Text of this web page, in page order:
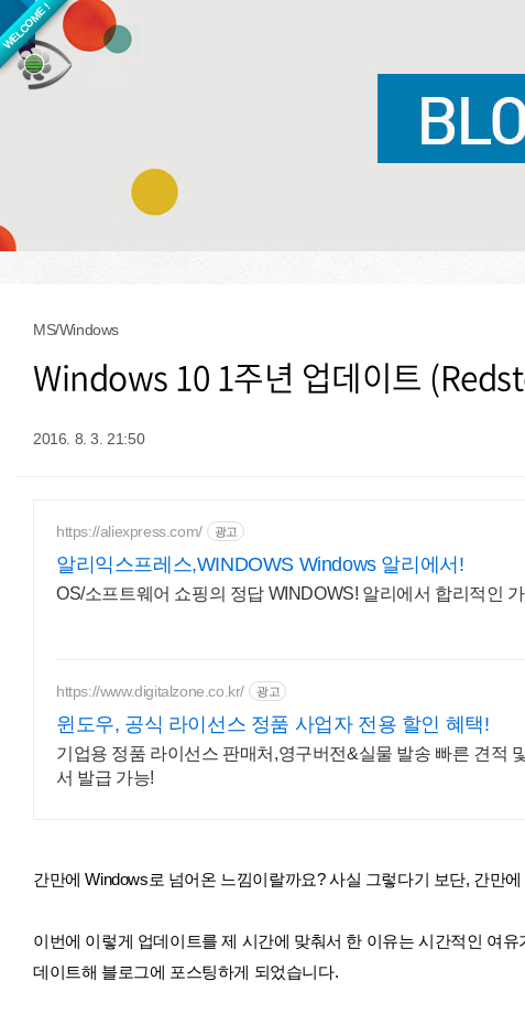
WELCOME !
MS/Windows
Windows 10 1주년 업데이트
2016. 8. 3. 21:50
https://aliexpress.com/ 광고
알리익스프레스,WINDOWS Windows 알리에서!
OS/소프트웨어 쇼핑의 정답 WINDOWS! 알리에서 합리적인
https://www.digitalzone.co.kr/ 광고
윈도우, 공식 라이선스 정품 사업자 전용 할인 혜택!
기업용 정품 라이선스 판매처,영구버전&실물 발송 빠른 견적
서 발급 가능!
간만에 Windows로 넘어온 느낌이랄까요? 사실 그렇다기 보단, 간만
이번에 이렇게 업데이트를 제 시간에 맞춰서 한 이유는 시간적인 여
데이트해 블로그에 포스팅하게 되었습니다.